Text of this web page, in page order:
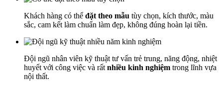
Khách hàng có thể đặt theo mẫu tùy chọn, kích thước, màu
sắc, cam kết làm chuẩn làm đẹp, không đúng hoàn lại tiền.
Đội ngũ nhân viên kỹ thuật tư vấn trẻ trung, năng động, nhiệt
huyết với công việc và rất nhiều kinh nghiệm trong lĩnh vựa
nội thất.